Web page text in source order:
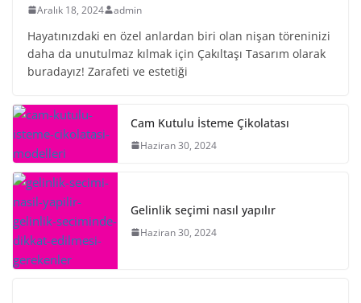
Aralık 18, 2024 admin
Hayatınızdaki en özel anlardan biri olan nişan töreninizi
daha da unutulmaz kılmak için Çakıltaşı Tasarım olarak
buradayız! Zarafeti ve estetiği
Cam Kutulu İsteme Çikolatası
Haziran 30, 2024
Gelinlik seçimi nasıl yapılır
Haziran 30, 2024